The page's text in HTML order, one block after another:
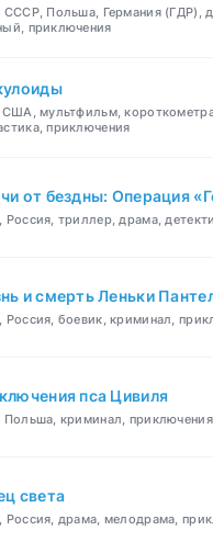
СССР, Польша, Германия (ГДР),
приключения
США, мультфильм,
приключения
от бездны: Операция
Россия, триллер, драма,
и смерть Леньки
Россия, боевик, криминал,
пса Цивиля
Польша, криминал, приключения
света
Россия, драма, мелодрама,